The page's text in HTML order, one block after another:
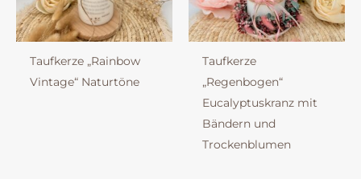
Taufkerze „Rainbow
Vintage“ Naturtöne
Taufkerze
„Regenbogen“
Eucalyptuskranz mit
Bändern und
Trockenblumen